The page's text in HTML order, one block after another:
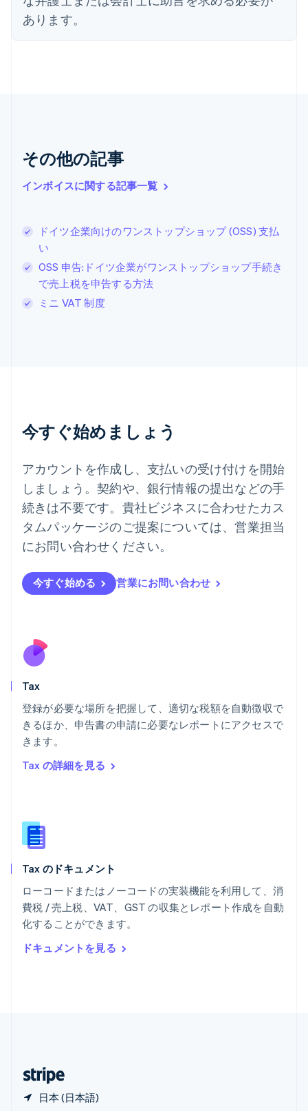
あります。
その他の記事
インボイスに関する記事一覧
ドイツ企業向けのワンストップショップ (OSS) 支払
い
OSS 申告:ドイツ企業がワンストップショップ手続き
で売上税を申告する方法
ミニ VAT 制度
今すぐ始めましょう
アカウントを作成し、支払いの受け付けを開始
しましょう。契約や、銀行情報の提出などの手
続きは不要です。貴社ビジネスに合わせたカス
タムパッケージのご提案については、営業担当
にお問い合わせください。
今すぐ始める 営業にお問い合わせ
Tax
登録が必要な場所を把握して、適切な税額を自動徴収で
きるほか、申告書の申請に必要なレポートにアクセスで
きます。
Tax の詳細を見る
Tax のドキュメント
ローコードまたはノーコードの実装機能を利用して、消
費税 / 売上税、VAT、GST の収集とレポート作成を自動
化することができます。
ドキュメントを見る
日本 (日本語)
オーストリア
DeutschEnglish
オランダ
クロアチア
EnglishItaliano
ジブラルタル
English 简体中文
スイス
Deutsch
スウェーデン
SvenskaEnglish
EspañolEnglish
デンマーク
ドイツ
Deutsch English
ニュージーランド
English
ノルウェー
English
ハンガリー
フィンランド
EnglishSvenska
Français
ブルガリア
ポーランド
English
ポルトガル
マルタ
メキシコ
Español
English
リトアニア
English
リヒテンシュタイン
DeutschEnglish
English